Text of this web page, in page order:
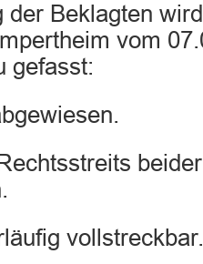
der Beklagten
vom
gefasst:
vollstreckbar.